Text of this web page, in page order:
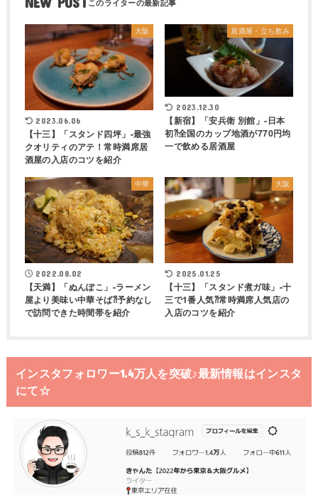
大阪
2023.06.06
【十三】「スタンド四坪」-最強
クオリティのアテ！常時満席居
酒屋の入店のコツを紹介
居酒屋・立ち飲み
2023.12.30
【新宿】「安兵衛 別館」-日本
初⁈全国のカップ地酒が770円均
一で飲める居酒屋
中華
2022.08.02
【天満】「ぬんぽこ」-ラーメン
屋より美味い中華そば⁈予約なし
で訪問できた時間帯を紹介
大阪
2025.01.25
【十三】「スタンド煮ガ味」-十
三で1番人気⁈常時満席人気店の
入店のコツを紹介
インスタフォロワー1.4万人を突破♪最新情報はインスタ
にて☆